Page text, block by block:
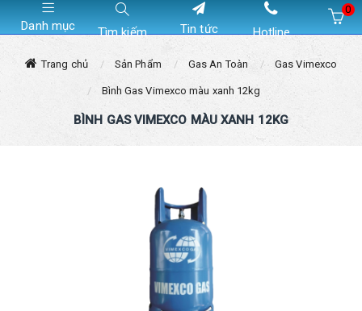
Danh mục Tìm kiếm Tin tức Hotline
0
Trang chủ Sản Phẩm Gas An Toàn Gas Vimexco
Bình Gas Vimexco màu xanh 12kg
BÌNH GAS VIMEXCO MÀU XANH 12KG